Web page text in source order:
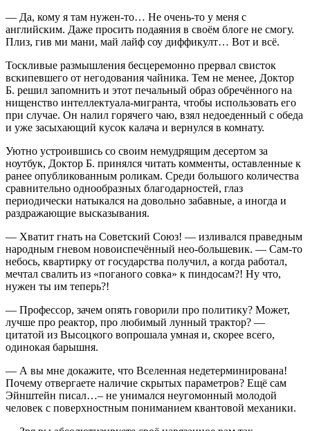
— Да, кому я там нужен-то… Не очень-то у меня с
английским. Даже просить подаяния в своём блоге не смогу.
Плиз, гив ми мани, май лайф соу диффикулт… Вот и всё.
Тоскливые размышления бесцеремонно прервал свисток
вскипевшего от негодования чайника. Тем не менее, Доктор
Б. решил запомнить и этот печальный образ обречённого на
нищенство интеллектуала-мигранта, чтобы использовать его
при случае. Он налил горячего чаю, взял недоеденный с обеда
и уже засыхающий кусок калача и вернулся в комнату.
Уютно устроившись со своим немудрящим десертом за
ноутбук, Доктор Б. принялся читать комменты, оставленные к
ранее опубликованным роликам. Среди большого количества
сравнительно однообразных благодарностей, глаз
периодически натыкался на довольно забавные, а иногда и
раздражающие высказывания.
— Хватит гнать на Советский Союз! — изливался праведным
народным гневом новоиспечённый нео-большевик. — Сам-то
небось, квартирку от государства получил, а когда работал,
мечтал свалить из «поганого совка» к пиндосам?! Ну что,
нужен ты им теперь?!
— Профессор, зачем опять говорили про политику? Может,
лучше про реактор, про любимый лунный трактор? —
цитатой из Высоцкого вопрошала умная и, скорее всего,
одинокая барышня.
— А вы мне докажите, что Вселенная недетерминирована!
Почему отвергаете наличие скрытых параметров? Ещё сам
Эйнштейн писал…– не унимался неугомонный молодой
человек с поверхностным пониманием квантовой механики.